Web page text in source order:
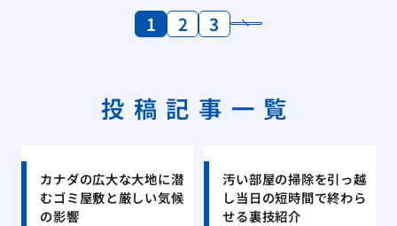
1 2 3
投稿記事一覧
カナダの広大な大地に潜
むゴミ屋敷と厳しい気候
の影響
汚い部屋の掃除を引っ越
し当日の短時間で終わら
せる裏技紹介